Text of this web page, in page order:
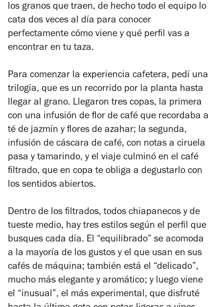
los granos que traen, de hecho todo el equipo lo
cata dos veces al día para conocer
perfectamente cómo viene y qué perfil vas a
encontrar en tu taza.
Para comenzar la experiencia cafetera, pedí una
trilogía, que es un recorrido por la planta hasta
llegar al grano. Llegaron tres copas, la primera
con una infusión de flor de café que recordaba a
té de jazmín y flores de azahar; la segunda,
infusión de cáscara de café, con notas a ciruela
pasa y tamarindo, y el viaje culminó en el café
filtrado, que en copa te obliga a degustarlo con
los sentidos abiertos.
Dentro de los filtrados, todos chiapanecos y de
tueste medio, hay tres estilos según el perfil que
busques cada día. El “equilibrado” se acomoda
a la mayoría de los gustos y el que usan en sus
cafés de máquina; también está el “delicado”,
mucho más elegante y aromático; y luego viene
el “inusual”, el más experimental, que disfruté